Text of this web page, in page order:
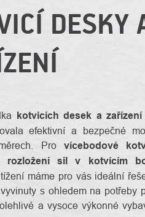
DESKY
kotvicích desek a zařízení
efektivní a bezpečné
Pro vícebodové
rozložení sil v kotvícím
máme pro vás ideální
s ohledem na potřeby
a vysoce výkonné